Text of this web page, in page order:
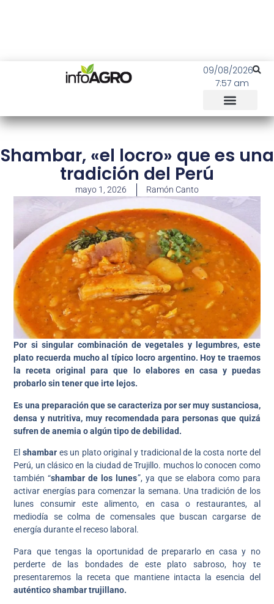
09/08/2026
7:57 am
Shambar, «el locro» que es una
tradición del Perú
mayo 1, 2026 Ramón Canto
Por si singular combinación de vegetales y legumbres, este
plato recuerda mucho al típico locro argentino. Hoy te traemos
la receta original para que lo elabores en casa y puedas
probarlo sin tener que irte lejos.
Es una preparación que se caracteriza por ser muy sustanciosa,
densa y nutritiva, muy recomendada para personas que quizá
sufren de anemia o algún tipo de debilidad.
El shambar es un plato original y tradicional de la costa norte del
Perú, un clásico en la ciudad de Trujillo. muchos lo conocen como
también “shambar de los lunes”, ya que se elabora como para
activar energías para comenzar la semana. Una tradición de los
lunes consumir este alimento, en casa o restaurantes, al
mediodía se colma de comensales que buscan cargarse de
energía durante el receso laboral.
Para que tengas la oportunidad de prepararlo en casa y no
perderte de las bondades de este plato sabroso, hoy te
presentaremos la receta que mantiene intacta la esencia del
auténtico shambar trujillano.